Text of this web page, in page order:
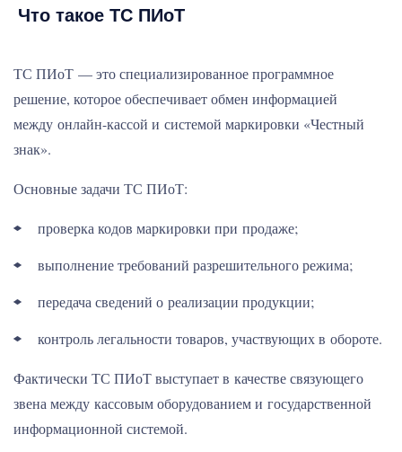
Что такое ТС ПИоТ
ТС ПИоТ — это специализированное программное
решение, которое обеспечивает обмен информацией
между онлайн-кассой и системой маркировки «Честный
знак».
Основные задачи ТС ПИоТ:
проверка кодов маркировки при продаже;
выполнение требований разрешительного режима;
передача сведений о реализации продукции;
контроль легальности товаров, участвующих в обороте.
Фактически ТС ПИоТ выступает в качестве связующего
звена между кассовым оборудованием и государственной
информационной системой.